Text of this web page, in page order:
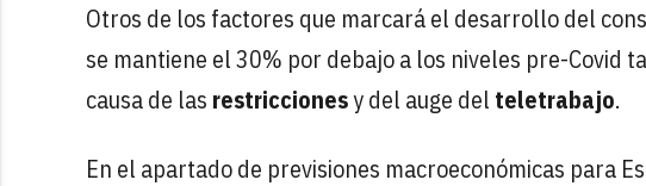
Otros de los factores que marcará el desarrollo del
se mantiene el 30% por debajo a los niveles pre-Covid
causa de las restriccionesy del auge del teletrabajo.
En el apartado de previsiones macroeconómicas para